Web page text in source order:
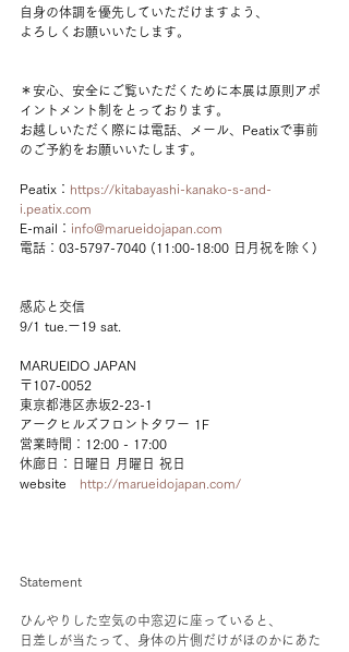
自身の体調を優先していただけますよう、
よろしくお願いいたします。
＊安心、安全にご覧いただくために本展は原則アポ
イントメント制をとっております。
お越しいただく際には電話、メール、Peatixで事前
のご予約をお願いいたします。
​Peatix： https://kitabayashi-kanako-s-and-
i.peatix.com
E-mail： info@marueidojapan.com
電話：03-5797-7040 (11:00-18:00 日月祝を除く)
感応と交信
9/1 tue.ー19 sat.
MARUEIDO JAPAN
〒107-0052
東京都港区赤坂2-23-1
アークヒルズフロントタワー 1F
営業時間：12:00 - 17:00
休廊日：日曜日 月曜日 祝日
website http://marueidojapan.com/
Statement
ひんやりした空気の中窓辺に座っていると、
日差しが当たって、身体の片側だけがほのかにあた